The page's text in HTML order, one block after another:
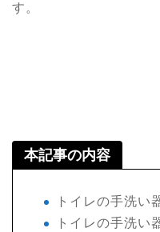
す。
本記事の内容
トイレの手洗い
トイレの手洗い